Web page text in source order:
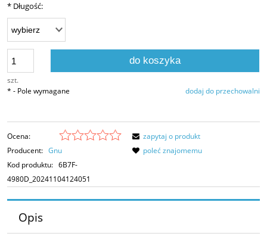
* Długość:
szt.
do koszyka
dodaj do przechowalni
* - Pole wymagane
Ocena:
Producent: Gnu
Kod produktu: 6B7F-
4980D_20241104124051
zapytaj o produkt
poleć znajomemu
Opis